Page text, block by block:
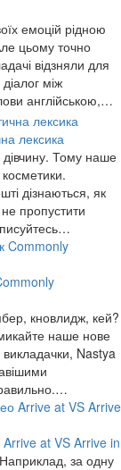
емоцій рідною
цьому точно
відзняли для
між
англійською,…
лексика
Тому наше
дізнаються, як
пропустити
кновлидж, кей?
наше нове
Nastya
at VS Arrive in
за одну